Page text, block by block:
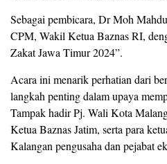
Sebagai pembicara, Dr Moh
CPM, Wakil Ketua Baznas RI,
Zakat Jawa Timur 2024”.
Acara ini menarik perhatian dari
langkah penting dalam upaya
Tampak hadir Pj. Wali Kota
Ketua Baznas Jatim, serta para
Kalangan pengusaha dan pejabat